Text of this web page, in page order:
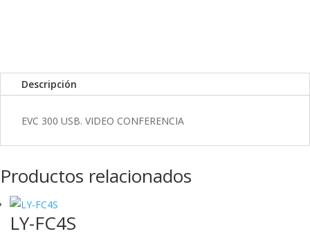
Descripción
EVC 300 USB. VIDEO CONFERENCIA
Productos relacionados
LY-FC4S